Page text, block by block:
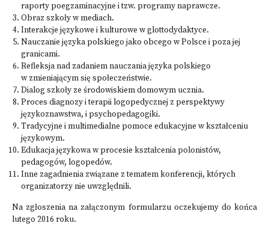
raporty poegzaminacyjne i tzw. programy naprawcze.
Obraz szkoły w mediach.
Interakcje językowe i kulturowe w glottodydaktyce.
Nauczanie języka polskiego jako obcego w Polsce i poza jej
granicami.
Refleksja nad zadaniem nauczania języka polskiego
w zmieniającym się społeczeństwie.
Dialog szkoły ze środowiskiem domowym ucznia.
Proces diagnozy i terapii logopedycznej z perspektywy
językoznawstwa, i psychopedagogiki.
Tradycyjne i multimedialne pomoce edukacyjne w kształceniu
językowym.
Edukacja językowa w procesie kształcenia polonistów,
pedagogów, logopedów.
Inne zagadnienia związane z tematem konferencji, których
organizatorzy nie uwzględnili.
Na zgłoszenia na załączonym formularzu oczekujemy do końca
lutego 2016 roku.